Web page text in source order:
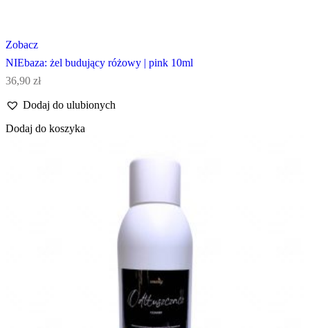
Zobacz
NIEbaza: żel budujący różowy | pink 10ml
36,90 zł
Dodaj do ulubionych
Dodaj do koszyka